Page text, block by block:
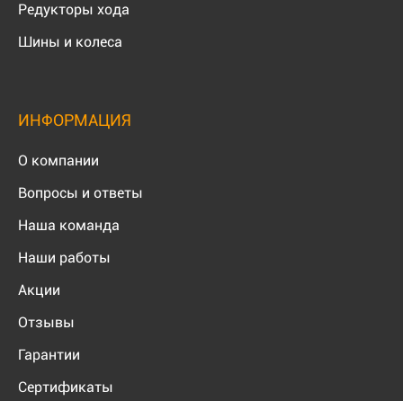
Редукторы хода
Шины и колеса
ИНФОРМАЦИЯ
О компании
Вопросы и ответы
Наша команда
Наши работы
Акции
Отзывы
Гарантии
Сертификаты